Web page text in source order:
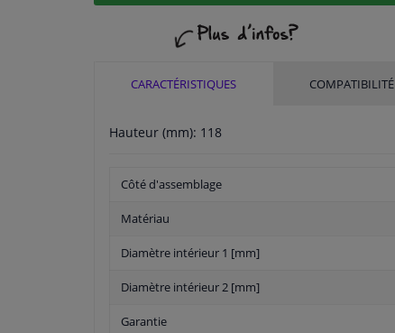
CARACTÉRISTIQUES COMPATIBILITÉ
Hauteur (mm): 118
Côté d'assemblage
Matériau
Diamètre intérieur 1 [mm]
Diamètre intérieur 2 [mm]
Garantie